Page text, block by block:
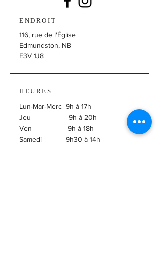
ENDROIT
116, rue de l'Église
Edmundston, NB
E3V 1J8
HEURES
Lun-Mar-Merc 9h à 17h
Jeu 9h à 20h
Ven 9h à 18h
Samedi 9h30 à 14h